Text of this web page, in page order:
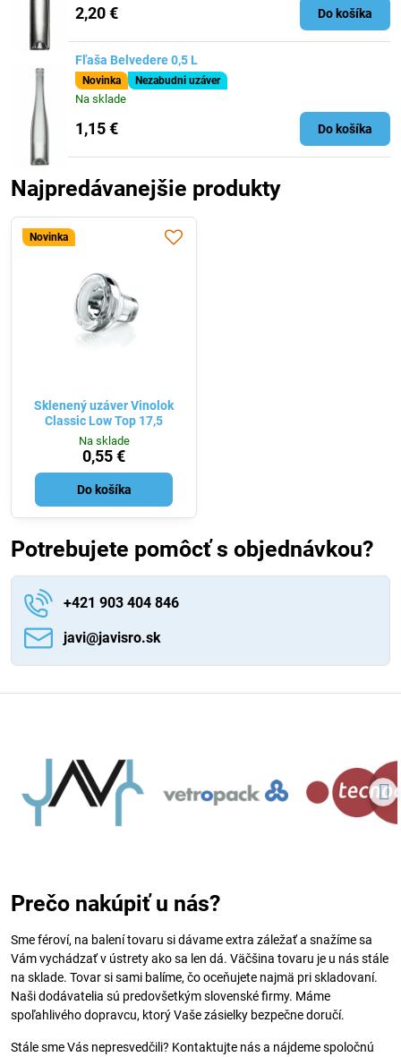
2,20 € Do košíka
Fľaša Belvedere 0,5 L
Novinka Nezabudni uzáver
Na sklade
1,15 € Do košíka
Najpredávanejšie produkty
Novinka
Sklenený uzáver Vinolok
Classic Low Top 17,5
Na sklade
0,55 €
Do košíka
Potrebujete pomôcť s objednávkou?
+421 903 404 846
javi​@javisro​.sk
Prečo nakúpiť u nás?
Sme féroví, na balení tovaru si dávame extra záležať a snažíme sa
Vám vychádzať v ústrety ako sa len dá. Väčšina tovaru je u nás stále
na sklade. Tovar si sami balíme, čo oceňujete najmä pri skladovaní.
Naši dodávatelia sú predovšetkým slovenské firmy. Máme
spoľahlivého dopravcu, ktorý Vaše zásielky bezpečne doručí.
Stále sme Vás nepresvedčili? Kontaktujte nás a nájdeme spoločnú